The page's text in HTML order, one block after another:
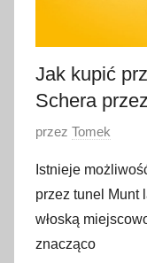
2
Jak kupić
Schera
O
u
b
l
i
przez Tomek
Istnieje
przez tunel Munt
włoską
znacząco